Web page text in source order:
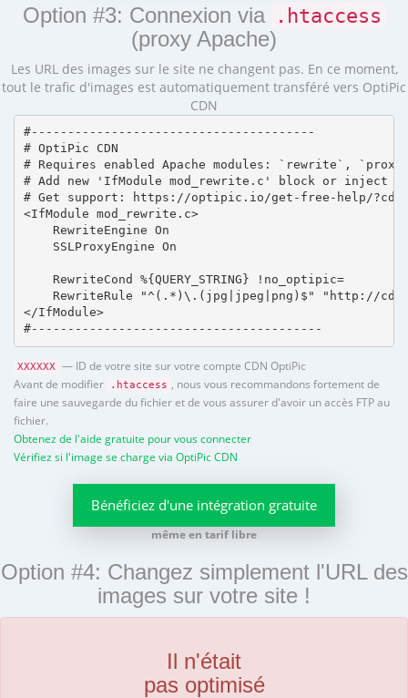
Option #3: Connexion via .htaccess
(proxy Apache)
Les URL des images sur le site ne changent pas. En ce moment,
tout le trafic d'images est automatiquement transféré vers OptiPic
CDN
#---------------------------------------
# OptiPic CDN
# Requires enabled Apache modules: `rewrite`,
# Add new 'IfModule mod_rewrite.c' block or inject
# Get support: https://optipic.io/get-free-help/
<IfModule mod_rewrite.c>
    RewriteEngine On
    SSLProxyEngine On
    RewriteCond %{QUERY_STRING} !no_optipic=
RewriteRule "^(.*)\.(jpg|jpeg|png)$" "http://
</IfModule>
#----------------------------------------
XXXXXX
— ID de votre site sur votre compte CDN OptiPic
Avant de modifier
.htaccess
, nous vous recommandons fortement de
faire une sauvegarde du fichier et de vous assurer d'avoir un accès FTP au
fichier.
Obtenez de l'aide gratuite pour vous connecter
Vérifiez si l'image se charge via OptiPic CDN
Bénéficiez d'une intégration gratuite
même en tarif libre
Option #4: Changez simplement l'URL des
images sur votre site !
Il n'était
pas optimisé